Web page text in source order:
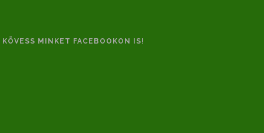
KÖVESS MINKET FACEBOOKON IS!